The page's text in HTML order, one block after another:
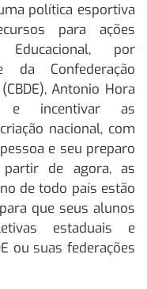
política esportiva
para ações
por
da Confederação
Antonio Hora
e incentivar as
nacional, com
e seu preparo
de agora, as
de todo país estão
que seus alunos
estaduais e
ou suas federações